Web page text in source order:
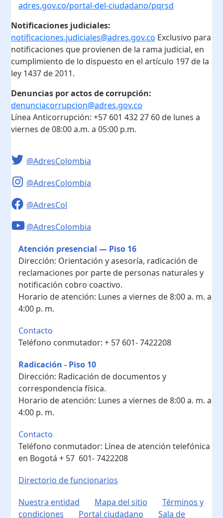
adres.gov.co/portal-del-ciudadano/pqrsd
Notificaciones judiciales:
notificaciones.judiciales@adres.gov.co Exclusivo para
notificaciones que provienen de la rama judicial, en
cumplimiento de lo dispuesto en el artículo 197 de la
ley 1437 de 2011.
Denuncias por actos de corrupción:
denunciacorrupcion@adres.gov.co
Línea Anticorrupción: +57 601 432 27 60 de lunes a
viernes de 08:00 a.m. a 05:00 p.m.
@AdresColombia
@AdresColombia
@AdresCol
@AdresColombia
Atención presencial — Piso 16
Dirección: Orientación y asesoría, radicación de
reclamaciones por parte de personas naturales y
notificación cobro coactivo.
Horario de atención: Lunes a viernes de 8:00 a. m. a
4:00 p. m.
Contacto
Teléfono conmutador: + 57 601- 7422208
Radicación - Piso 10
Dirección: Radicación de documentos y
correspondencia física.
Horario de atención: Lunes a viernes de 8:00 a. m. a
4:00 p. m.
Contacto
Teléfono conmutador: Línea de atención telefónica
en Bogotá ​+ 57 601- 7422208
Directorio de funcionarios
Nuestra entidad
Mapa del sitio
Términos y
condiciones
Portal ciudadano Sala de